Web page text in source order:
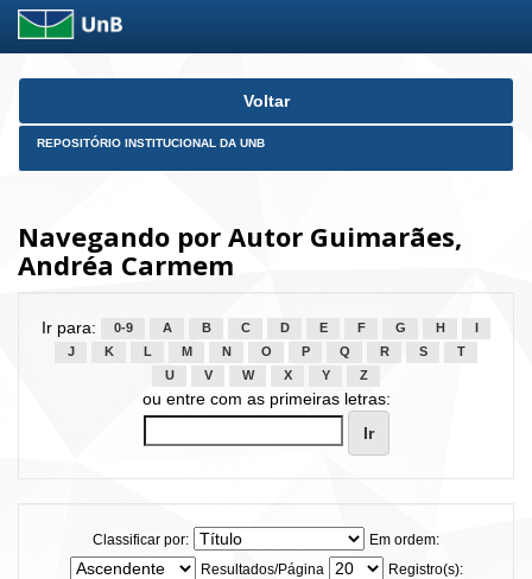
Skip
Voltar
REPOSITÓRIO INSTITUCIONAL DA UNB
Navegando por Autor Guimarães,
Andréa Carmem
Ir para: 0-9 A B C D E F G H
J
K L M N O P Q R S
T
U
V W X Y Z
ou entre com as primeiras letras:
Classificar por:
Em ordem:
Resultados/Página
Registro(s):